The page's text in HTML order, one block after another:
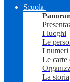
Scuola
I luoghi
Le
I numeri
Le carte
La storia